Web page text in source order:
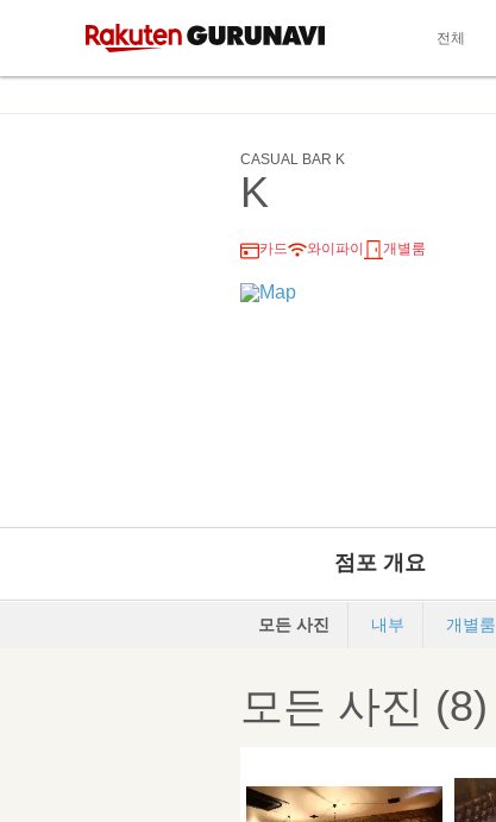
전체
CASUAL BAR K
K
카드 와이파이 개별룸
점포 개요
모든 사진 내부 개별룸
모든 사진 (8)